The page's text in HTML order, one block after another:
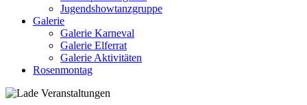
Jugendshowtanzgruppe
Galerie
Galerie Karneval
Galerie Elferrat
Galerie Aktivitäten
Rosenmontag